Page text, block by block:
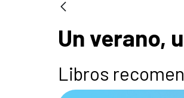
Un verano,
Libros